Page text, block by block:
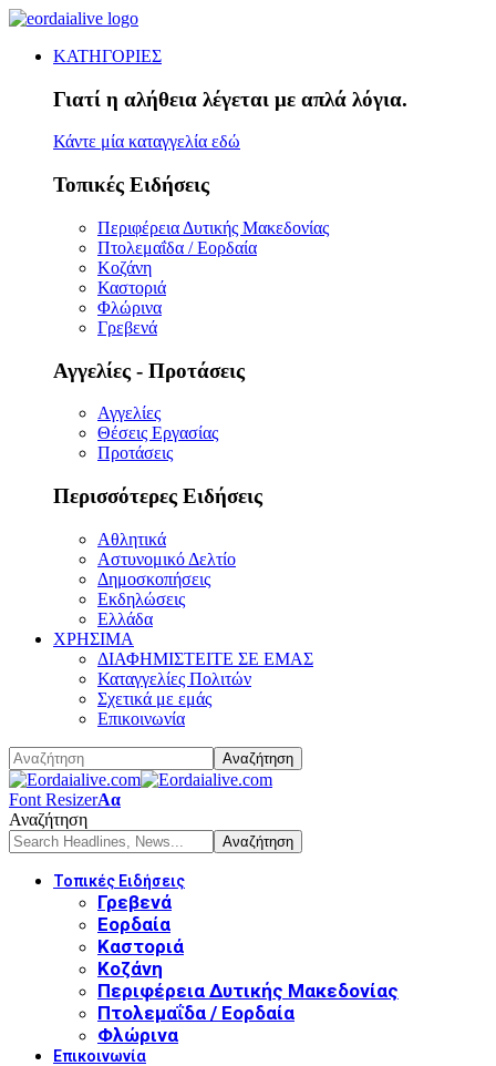
ΚΑΤΗΓΟΡΙΕΣ
Γιατί η αλήθεια λέγεται με απλά λόγια.
Κάντε μία καταγγελία εδώ
Τοπικές Ειδήσεις
Περιφέρεια Δυτικής Μακεδονίας
Πτολεμαΐδα / Εορδαία
Κοζάνη
Καστοριά
Φλώρινα
Γρεβενά
Αγγελίες - Προτάσεις
Αγγελίες
Θέσεις Εργασίας
Προτάσεις
Περισσότερες Ειδήσεις
Αθλητικά
Αστυνομικό Δελτίο
Δημοσκοπήσεις
Εκδηλώσεις
Ελλάδα
ΧΡΗΣΙΜΑ
ΔΙΑΦΗΜΙΣΤΕΙΤΕ ΣΕ ΕΜΑΣ
Καταγγελίες Πολιτών
Σχετικά με εμάς
Επικοινωνία
Font ResizerΑα
Αναζήτηση
Τοπικές Ειδήσεις
Γρεβενά
Εορδαία
Καστοριά
Κοζάνη
Περιφέρεια Δυτικής Μακεδονίας
Πτολεμαΐδα / Εορδαία
Φλώρινα
Επικοινωνία